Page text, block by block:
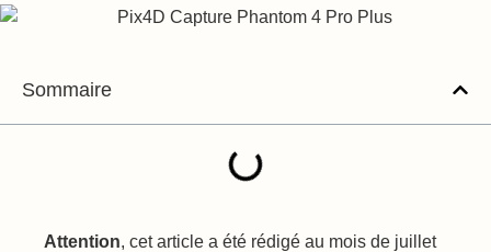
Sommaire
Attention, cet article a été rédigé au mois de juillet